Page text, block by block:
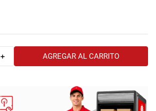
＋ AGREGAR AL CARRITO